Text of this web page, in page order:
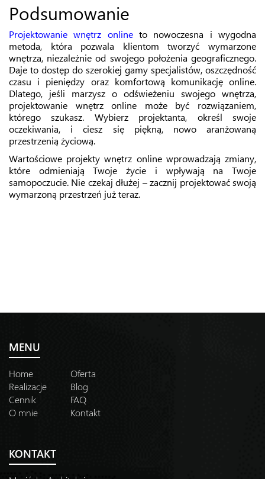
Podsumowanie
Projektowanie wnętrz onlineto nowoczesna i wygodna
metoda, która pozwala klientom tworzyć wymarzone
wnętrza, niezależnie od swojego położenia geograficznego.
Daje to dostęp do szerokiej gamy specjalistów, oszczędność
czasu i pieniędzy oraz komfortową komunikację online.
Dlatego, jeśli marzysz o odświeżeniu swojego wnętrza,
projektowanie wnętrz online może być rozwiązaniem,
którego szukasz. Wybierz projektanta, określ swoje
oczekiwania, i ciesz się piękną, nowo aranżowaną
przestrzenią życiową.
Wartościowe projekty wnętrz online wprowadzają zmiany,
które odmieniają Twoje życie i wpływają na Twoje
samopoczucie. Nie czekaj dłużej – zacznij projektować swoją
wymarzoną przestrzeń już teraz.
MENU
Home
Oferta
Realizacje
Blog
Cennik
FAQ
O mnie
Kontakt
KONTAKT